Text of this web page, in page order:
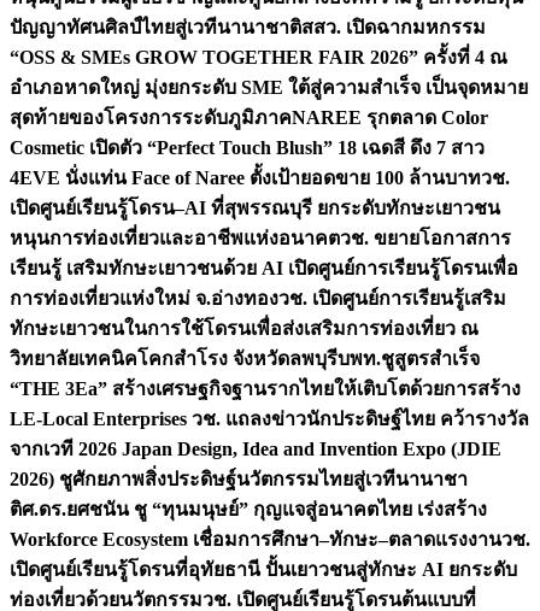
ปัญญาทัศนศิลป์ไทยสู่เวทีนานาชาติสสว. เปิดฉากมหกรรม
“OSS & SMEs GROW TOGETHER FAIR 2026” ครั้งที่ 4 ณ
อำเภอหาดใหญ่ มุ่งยกระดับ SME ใต้สู่ความสำเร็จ เป็นจุดหมาย
สุดท้ายของโครงการระดับภูมิภาคNAREE รุกตลาด Color
Cosmetic เปิดตัว “Perfect Touch Blush” 18 เฉดสี ดึง 7 สาว
4EVE นั่งแท่น Face of Naree ตั้งเป้ายอดขาย 100 ล้านบาทวช.
เปิดศูนย์เรียนรู้โดรน–AI ที่สุพรรณบุรี ยกระดับทักษะเยาวชน
หนุนการท่องเที่ยวและอาชีพแห่งอนาคตวช. ขยายโอกาสการ
เรียนรู้ เสริมทักษะเยาวชนด้วย AI เปิดศูนย์การเรียนรู้โดรนเพื่อ
การท่องเที่ยวแห่งใหม่ จ.อ่างทองวช. เปิดศูนย์การเรียนรู้เสริม
ทักษะเยาวชนในการใช้โดรนเพื่อส่งเสริมการท่องเที่ยว ณ
วิทยาลัยเทคนิคโคกสำโรง จังหวัดลพบุรีบพท.ชูสูตรสำเร็จ
“THE 3Ea” สร้างเศรษฐกิจฐานรากไทยให้เติบโตด้วยการสร้าง
LE-Local Enterprises วช. แถลงข่าวนักประดิษฐ์ไทย คว้ารางวัล
จากเวที 2026 Japan Design, Idea and Invention Expo (JDIE
2026) ชูศักยภาพสิ่งประดิษฐ์นวัตกรรมไทยสู่เวทีนานาชา
ติศ.ดร.ยศชนัน ชู “ทุนมนุษย์” กุญแจสู่อนาคตไทย เร่งสร้าง
Workforce Ecosystem เชื่อมการศึกษา–ทักษะ–ตลาดแรงงานวช.
เปิดศูนย์เรียนรู้โดรนที่อุทัยธานี ปั้นเยาวชนสู่ทักษะ AI ยกระดับ
ท่องเที่ยวด้วยนวัตกรรมวช. เปิดศูนย์เรียนรู้โดรนต้นแบบที่